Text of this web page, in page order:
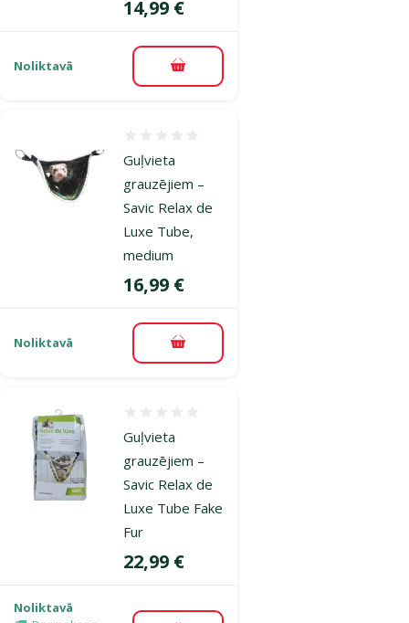
Cena
14,99 €
Noliktavā Pievienot grozam
Guļvieta
grauzējiem –
Savic Relax de
Luxe Tube,
medium
Cena
16,99 €
Noliktavā Pievienot grozam
Guļvieta
grauzējiem –
Savic Relax de
Luxe Tube Fake
Fur
Cena
22,99 €
Noliktavā